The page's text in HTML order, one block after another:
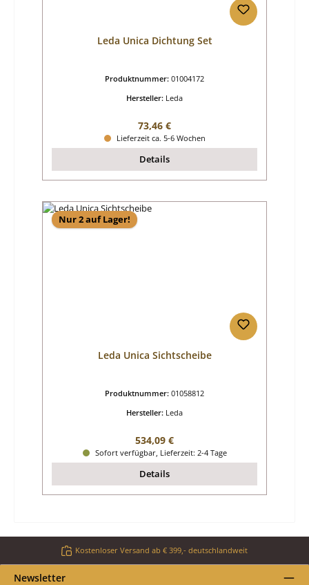
Leda Unica Dichtung Set
Produktnummer: 01004172
Hersteller: Leda
Regulärer Preis:
73,46 €
Lieferzeit ca. 5-6 Wochen
Details
Nur 2 auf Lager!
Leda Unica Sichtscheibe
Produktnummer: 01058812
Hersteller: Leda
Regulärer Preis:
534,09 €
Sofort verfügbar, Lieferzeit: 2-4 Tage
Details
Kostenloser Versand ab € 399,- deutschlandweit
Newsletter